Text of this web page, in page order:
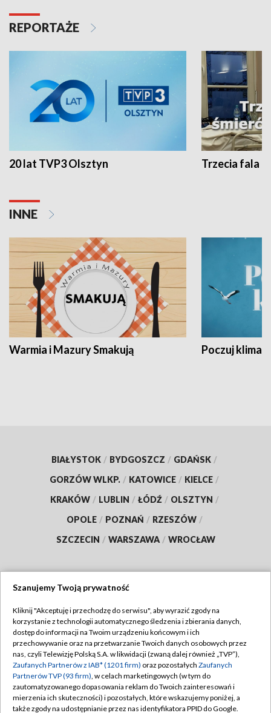
REPORTAŻE
20 lat TVP3 Olsztyn Trzecia fala -
INNE
Warmia i Mazury Smakują Poczuj klimat
BIAŁYSTOK / BYDGOSZCZ / GDAŃSK /
GORZÓW WLKP. / KATOWICE / KIELCE /
KRAKÓW / LUBLIN / ŁÓDŹ / OLSZTYN /
OPOLE / POZNAŃ / RZESZÓW /
SZCZECIN / WARSZAWA / WROCŁAW
TVP
Abonament TVP
Emisja w TVP
Centrum informacji TVP
Naziemna Telewizja Cyfrowa
Regulamin TVP
Polityka prywatności
Moje zgody
Pomoc
Szanujemy Twoją prywatność
Kliknij "Akceptuję i przechodzę do serwisu", aby wyrazić zgody na
korzystanie z technologii automatycznego śledzenia i zbierania danych,
dostęp do informacji na Twoim urządzeniu końcowym i ich
przechowywanie oraz na przetwarzanie Twoich danych osobowych przez
nas, czyli Telewizję Polską S.A. w likwidacji (zwaną dalej również „TVP”),
Zaufanych Partnerów z IAB* (1201 firm) oraz pozostałych Zaufanych
Partnerów TVP (93 firm), w celach marketingowych (w tym do
zautomatyzowanego dopasowania reklam do Twoich zainteresowań i
mierzenia ich skuteczności) i pozostałych, które wskazujemy poniżej, a
także zgody na udostępnianie przez nas identyfikatora PPID do Google.